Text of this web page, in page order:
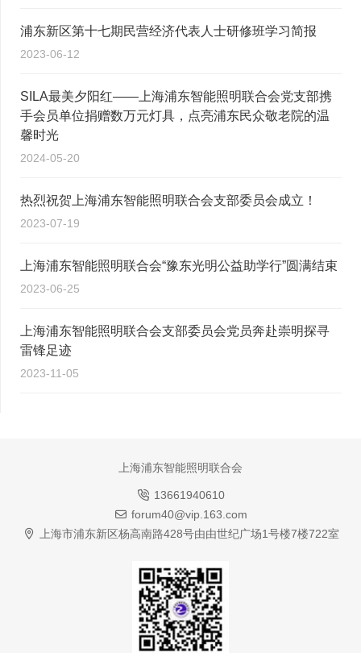
浦东新区第十七期民营经济代表人士研修班学习简报
2023-06-12
SILA最美夕阳红——上海浦东智能照明联合会党支部携
手会员单位捐赠数万元灯具，点亮浦东民众敬老院的温
馨时光
2024-05-20
热烈祝贺上海浦东智能照明联合会支部委员会成立！
2023-07-19
上海浦东智能照明联合会“豫东光明公益助学行”圆满结束
2023-06-25
上海浦东智能照明联合会支部委员会党员奔赴崇明探寻
雷锋足迹
2023-11-05
上海浦东智能照明联合会
13661940610
forum40@vip.163.com
上海市浦东新区杨高南路428号由由世纪广场1号楼7楼722室